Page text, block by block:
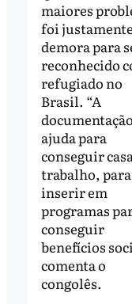
maiores
foi
demora para
reconhecido
refugiado no
Brasil. “A
ajuda para
conseguir
trabalho, para
inserir em
programas
conseguir
benefícios
comenta o
congolês.